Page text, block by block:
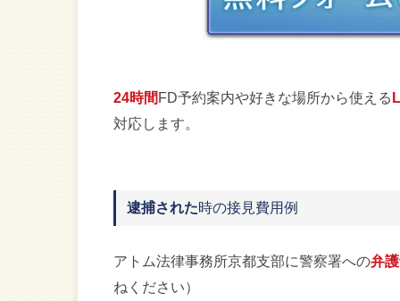
24時間FD予約案内や好きな場所から使える
対応します。
逮捕された時の接見費用例
アトム法律事務所京都支部に警察署への弁
ねください）